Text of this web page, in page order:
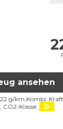
ansehen
g/km, Kombi.
CO2-Klasse: D